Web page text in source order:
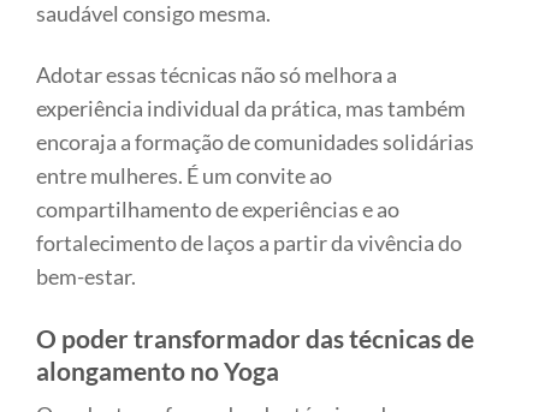
saudável consigo mesma.
Adotar essas técnicas não só melhora a
experiência individual da prática, mas também
encoraja a formação de comunidades solidárias
entre mulheres. É um convite ao
compartilhamento de experiências e ao
fortalecimento de laços a partir da vivência do
bem-estar.
O poder transformador das técnicas de
alongamento no Yoga